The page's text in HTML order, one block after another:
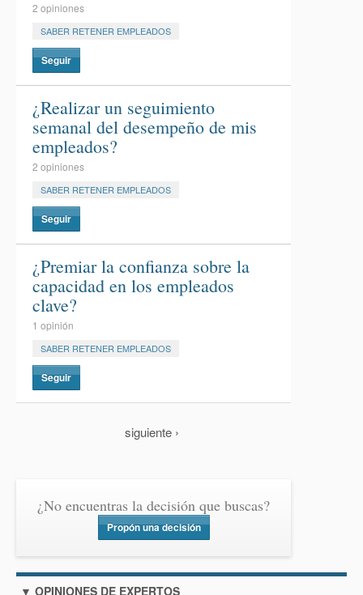
2 opiniones
SABER RETENER EMPLEADOS
Seguir
¿Realizar un seguimiento
semanal del desempeño de mis
empleados?
2 opiniones
SABER RETENER EMPLEADOS
Seguir
¿Premiar la confianza sobre la
capacidad en los empleados
clave?
1 opinión
SABER RETENER EMPLEADOS
Seguir
siguiente ›
¿No encuentras la decisión que buscas?
Propón una decisión
▼ OPINIONES DE EXPERTOS